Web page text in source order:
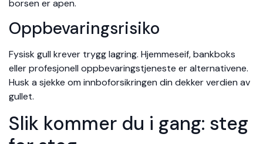
borsen er apen.
Oppbevaringsrisiko
Fysisk gull krever trygg lagring. Hjemmeseif, bankboks
eller profesjonell oppbevaringstjeneste er alternativene.
Husk a sjekke om innboforsikringen din dekker verdien av
gullet.
Slik kommer du i gang: steg